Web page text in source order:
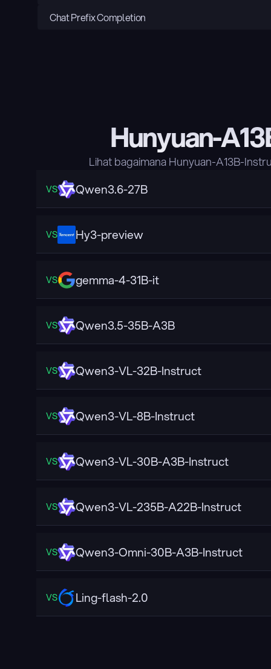
Chat Prefix Completion
Hunyuan-
Lihat bagaimana Hunyuan-A13B-
VS Qwen3.6-27B
VS Hy3-preview
VS gemma-4-31B-it
VS Qwen3.5-35B-A3B
VS Qwen3-VL-32B-Instruct
VS Qwen3-VL-8B-Instruct
VS Qwen3-VL-30B-A3B-Instruct
VS Qwen3-VL-235B-A22B-Instruct
VS Qwen3-Omni-30B-A3B-Instruct
VS Ling-flash-2.0